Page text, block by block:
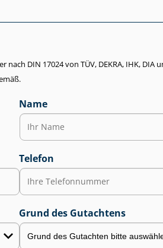
DIN 17024 von TÜV, DEKRA, IHK, DIA
Name
Telefon
Grund des Gutachtens